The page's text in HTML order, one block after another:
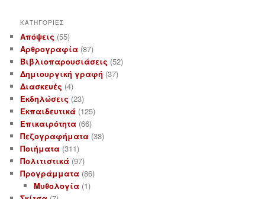
ΚΑΤΗΓΟΡΙΕΣ
Απόψεις (55)
Αρθρογραφία (87)
Βιβλιοπαρουσιάσεις (52)
Δημιουργική γραφή (37)
Διασκευές (4)
Εκδηλώσεις (23)
Εκπαιδευτικά (125)
Επικαιρότητα (66)
Πεζογραφήματα (38)
Ποιήματα (311)
Πολιτιστικά (97)
Προγράμματα (86)
Μυθολογία(1)